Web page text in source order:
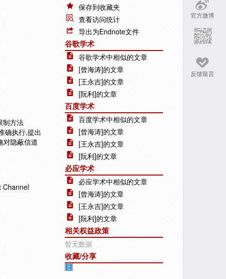
官方微博
反馈留言
制方法
确执行,提出
对隐蔽信道
Channel
保存到收藏夹
查看访问统计
导出为Endnote文件
谷歌学术
谷歌学术中相似的文章
[曾海涛]的文章
[王永吉]的文章
[阮利]的文章
百度学术
百度学术中相似的文章
[曾海涛]的文章
[王永吉]的文章
[阮利]的文章
必应学术
必应学术中相似的文章
[曾海涛]的文章
[王永吉]的文章
[阮利]的文章
相关权益政策
暂无数据
收藏/分享